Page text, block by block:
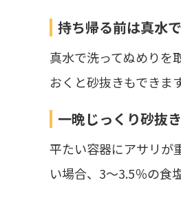
持ち帰る前は真水
真水で洗ってぬめりを
おくと砂抜きもできま
一晩じっくり砂抜
平たい容器にアサリが
い場合、3～3.5％の食